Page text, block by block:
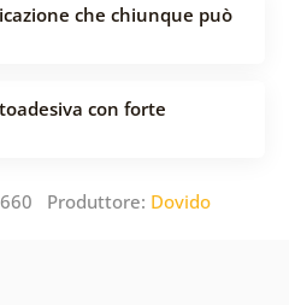
che chiunque può
con forte
Produttore: Dovido